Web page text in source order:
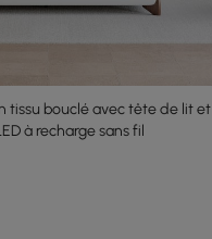
tissu bouclé avec tête de lit et
à recharge sans fil